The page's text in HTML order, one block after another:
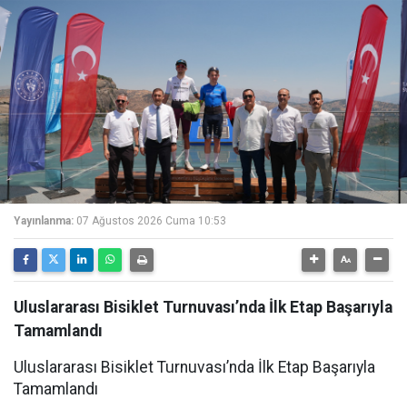
Yayınlanma: 07 Ağustos 2026 Cuma 10:53
Uluslararası Bisiklet Turnuvası’nda İlk Etap Başarıyla
Tamamlandı
Uluslararası Bisiklet Turnuvası’nda İlk Etap Başarıyla
Tamamlandı